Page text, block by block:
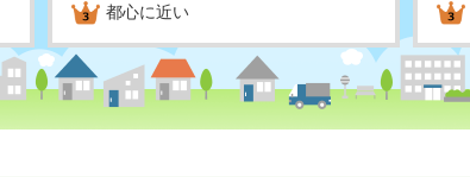
都心に近い